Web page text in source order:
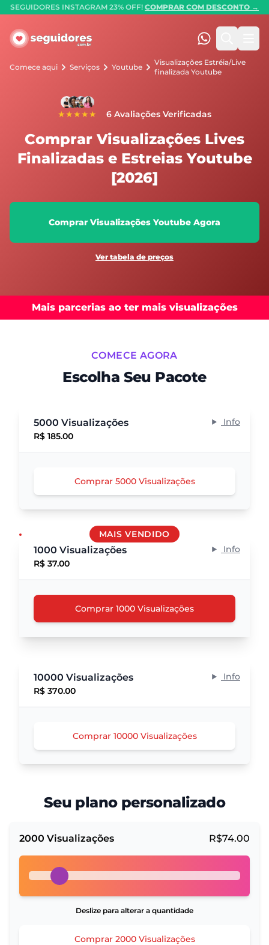
SEGUIDORES INSTAGRAM 23% OFF! COMPRAR COM DESCONTO →
Seguidores.com.br
(47) 99247-
Comece aqui Serviços Youtube
Visualizações Estréia/Live
finalizada Youtube
★★★★★ 6 Avaliações Verificadas
Comprar Visualizações Lives
Finalizadas e Estreias Youtube
[2026]
Comprar Visualizações Youtube Agora
Ver tabela de preços
Mais parcerias ao ter mais visualizações
COMECE AGORA
Escolha Seu Pacote
5000 Visualizações
R$ 185.00
Info
Comprar 5000 Visualizações
MAIS VENDIDO
1000 Visualizações
R$ 37.00
Info
Comprar 1000 Visualizações
10000 Visualizações
R$ 370.00
Info
Comprar 10000 Visualizações
Seu plano personalizado
2000 Visualizações R$74.00
Deslize para alterar a quantidade
Comprar 2000Visualizações